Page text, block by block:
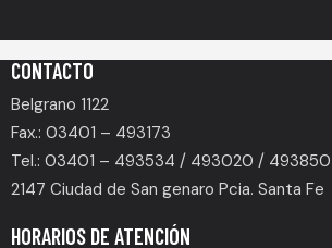
CONTACTO
Belgrano 1122
Fax.: 03401 – 493173
Tel.: 03401 – 493534 / 493020 / 493850
2147 Ciudad de San genaro Pcia. Santa Fe
HORARIOS DE ATENCIÓN